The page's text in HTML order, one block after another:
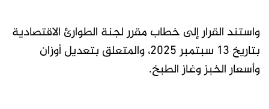
واستند القرار إلى خطاب مقرر لجنة الطوارئ الاقتصادية
بتاريخ 13 سبتمبر 2025، والمتعلق بتعديل أوزان
وأسعار الخبز وغاز الطبخ.